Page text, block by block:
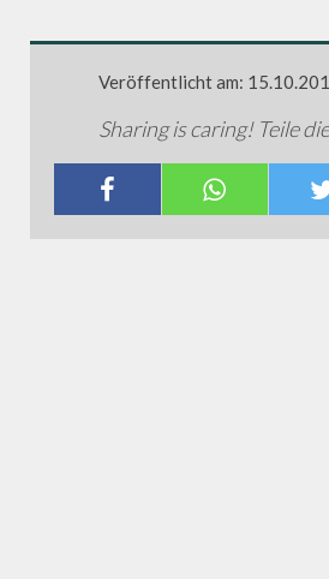
Veröffentlicht am:
Sharing is caring! Teile